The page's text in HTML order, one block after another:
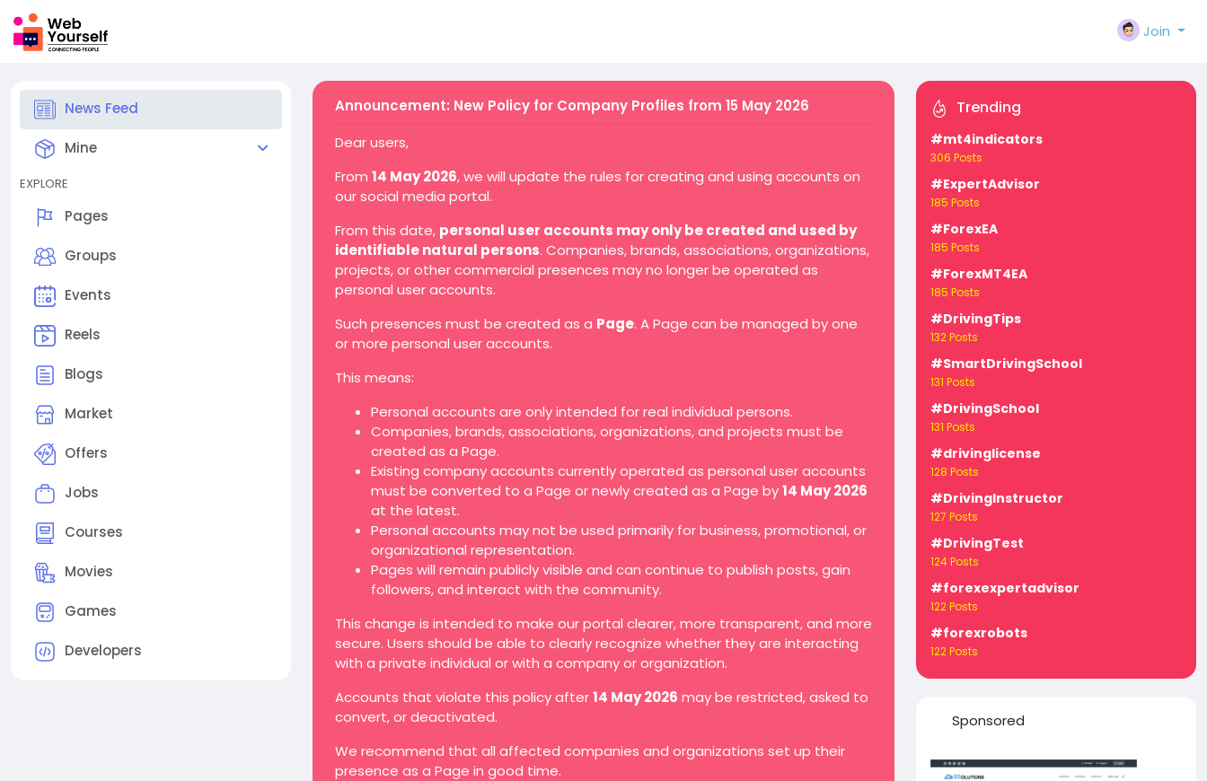
Join
News Feed
Mine
EXPLORE
Pages
Groups
Events
Reels
Blogs
Market
Offers
Jobs
Courses
Movies
Games
Developers
Announcement: New Policy for Company Profiles from 15 May 2026
Dear users,
From 14 May 2026, we will update the rules for creating and using accounts on
our social media portal.
From this date, personal user accounts may only be created and used by
identifiable natural persons. Companies, brands, associations, organizations,
projects, or other commercial presences may no longer be operated as
personal user accounts.
Such presences must be created as a Page. A Page can be managed by one
or more personal user accounts.
This means:
Personal accounts are only intended for real individual persons.
Companies, brands, associations, organizations, and projects must be
created as a Page.
Existing company accounts currently operated as personal user accounts
must be converted to a Page or newly created as a Page by14 May 2026
at the latest.
Personal accounts may not be used primarily for business, promotional, or
organizational representation.
Pages will remain publicly visible and can continue to publish posts, gain
followers, and interact with the community.
This change is intended to make our portal clearer, more transparent, and more
secure. Users should be able to clearly recognize whether they are interacting
with a private individual or with a company or organization.
Accounts that violate this policy after14 May 2026 may be restricted, asked to
convert, or deactivated.
We recommend that all affected companies and organizations set up their
presence as a Page in good time.
Trending
#mt4indicators
306 Posts
#ExpertAdvisor
185 Posts
#ForexEA
185 Posts
#ForexMT4EA
185 Posts
#DrivingTips
132 Posts
#SmartDrivingSchool
131 Posts
#DrivingSchool
131 Posts
#drivinglicense
128 Posts
#DrivingInstructor
127 Posts
#DrivingTest
124 Posts
#forexexpertadvisor
122 Posts
#forexrobots
122 Posts
Sponsored